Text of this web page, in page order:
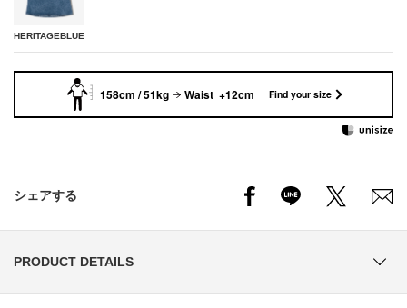
HERITAGEBLUE
158cm / 51kg Waist +12cm Find your size
シェアする
PRODUCT DETAILS